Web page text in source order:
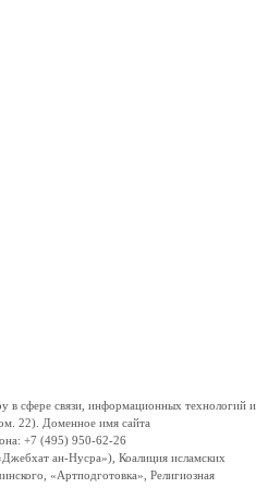
сфере связи, информационных технологий и
22). Доменное имя сайта
+7 (495) 950-62-26
ан-Нусра»), Коалиция исламских
«Артподготовка», Религиозная